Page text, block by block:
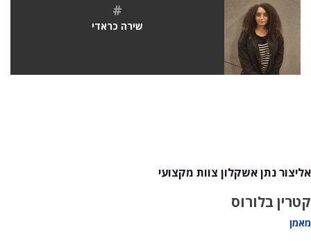
#
שירה כראדי
אליצור נתן אשקלון צוות מקצועי
קטרין בלורוס
מאמן